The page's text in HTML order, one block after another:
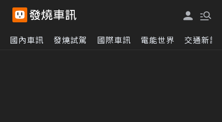
國內車訊 發燒試駕 國際車訊 電能世界 交通新訊